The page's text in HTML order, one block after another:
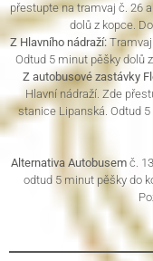
přestupte na tramvaj č. 26
dolů z kopce.
Z Hlavního nádraží:
Odtud 5 minut pěšky dolů
Z autobusové zastávky
Hlavní nádraží. Zde
stanice Lipanská. Odtud
Alternativa Autobusemč.
odtud 5 minut pěšky do